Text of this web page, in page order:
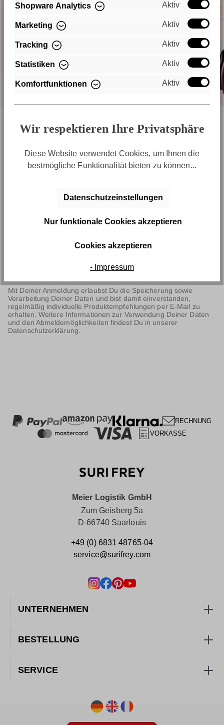
NEWSLETTER
Keinen Trend mehr
verpassen
ab sofort immer up to date. Melde Dich jetzt an und
Aktionen!
ANMELDEN
Mit Deiner Anmeldung erlaubst Du die Speicherung sowie
Verarbeitung Deiner Daten und bist damit einverstanden,
regelmäßig individuelle Produktempfehlungen per E-Mail zu
erhalten. Weitere Informationen zur Verwendung Deiner Daten
und den Abmeldemöglichkeiten findest Du in unserer
Datenschutzerklärung.
RECHNUNG
VORKASSE
Meier Logistik GmbH
Zum Geisberg 5a
D-66740 Saarlouis
+49 (0) 6831 48765-04
service@surifrey.com
UNTERNEHMEN
BESTELLUNG
SERVICE
Shopware Analytics Aktiv
Marketing Aktiv
Tracking Aktiv
Statistiken Aktiv
Komfortfunktionen Aktiv
Wir respektieren Ihre Privatsphäre
Diese Website verwendet Cookies, um Ihnen die
bestmögliche Funktionalität bieten zu können...
Datenschutzeinstellungen
Nur funktionale Cookies akzeptieren
Cookies akzeptieren
- Impressum